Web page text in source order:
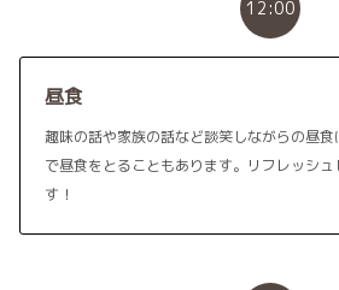
12:00
昼食
趣味の話や家族の話など談笑しながらの昼
で昼食をとることもあります。リフレッシ
す！